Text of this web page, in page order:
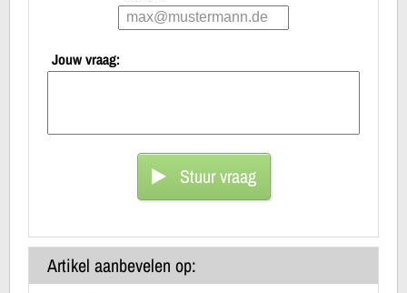
Jouw vraag:
Stuur vraag
Artikel aanbevelen op: